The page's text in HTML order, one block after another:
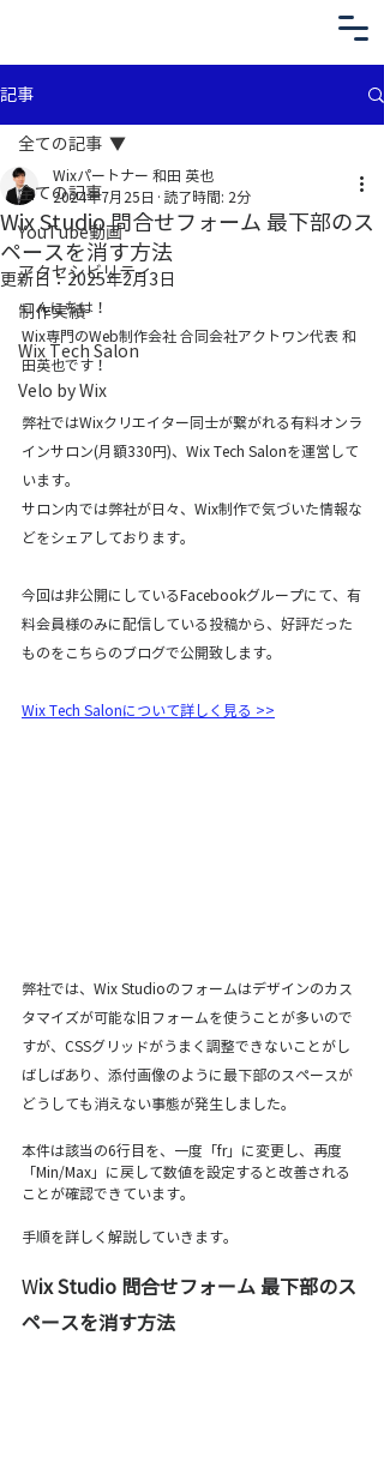
記事
全ての記事
YouTube動画
アクセシビリティ
制作実績
Wix Tech Salon
Velo by Wix
全ての記事
Wix Studio 問合せフォーム 最下部のス
ペースを消す方法
Wixパートナー 和田 英也
2024年7月25日
読了時間: 2分
更新日：2025年2月3日
こんにちは！
Wix専門のWeb制作会社 合同会社アクトワン代表 和
田英也です！
弊社ではWixクリエイター同士が繋がれる有料オンラ
インサロン(月額330円)、Wix Tech Salonを運営して
います。
サロン内では弊社が日々、Wix制作で気づいた情報な
どをシェアしております。
今回は非公開にしているFacebookグループにて、有
料会員様のみに配信している投稿から、好評だった
ものをこちらのブログで公開致します。
Wix Tech Salonについて詳しく見る >>
弊社では、Wix Studioのフォームはデザインのカス
タマイズが可能な旧フォームを使うことが多いので
すが、CSSグリッドがうまく調整できないことがし
ばしばあり、添付画像のように最下部のスペースが
どうしても消えない事態が発生しました。
本件は該当の6行目を、一度「fr」に変更し、再度
「Min/Max」に戻して数値を設定すると改善される
ことが確認できています。
手順を詳しく解説していきます。
Wix Studio 問合せフォーム 最下部のス
ペースを消す方法